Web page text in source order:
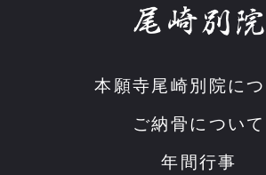
本願寺尾崎別院に
ご納骨について
年間行事